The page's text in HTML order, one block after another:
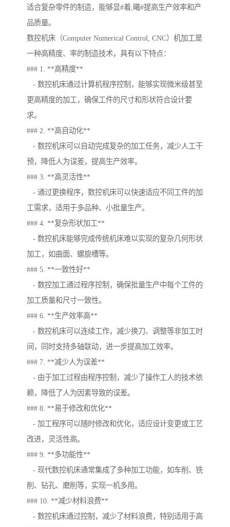
适合复杂零件的制造，能够显#着,曦#提高生产效率和产
品质量。
数控机床（Computer Numerical Control, CNC）机加工是
一种高精度、率的制造技术，具有以下特点：
### 1. **高精度**
- 数控机床通过计算机程序控制，能够实现微米级甚至
更高精度的加工，确保工件的尺寸和形状符合设计要
求。
### 2. **高自动化**
- 数控机床可以自动完成复杂的加工任务，减少人工干
预，降低人为误差，提高生产效率。
### 3. **高灵活性**
- 通过更换程序，数控机床可以快速适应不同工件的加
工需求，适用于多品种、小批量生产。
### 4. **复杂形状加工**
- 数控机床能够完成传统机床难以实现的复杂几何形状
加工，如曲面、螺旋槽等。
### 5. **一致性好**
- 数控加工通过程序控制，确保批量生产中每个工件的
加工质量和尺寸一致性。
### 6. **生产效率高**
- 数控机床可以连续工作，减少换刀、调整等非加工时
间，同时支持多轴联动，进一步提高加工效率。
### 7. **减少人为误差**
- 由于加工过程由程序控制，减少了操作工人的技术依
赖，降低了人为因素导致的误差。
### 8. **易于修改和优化**
- 加工程序可以随时修改和优化，适应设计变更或工艺
改进，灵活性高。
### 9. **多功能性**
- 现代数控机床通常集成了多种加工功能，如车削、铣
削、钻孔、磨削等，实现一机多用。
### 10. **减少材料浪费**
- 数控机床通过控制，减少了材料浪费，特别适用于高